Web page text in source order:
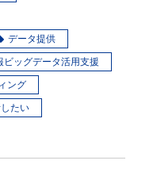
データ提供
ビッグデータ活用支援
ング
たい